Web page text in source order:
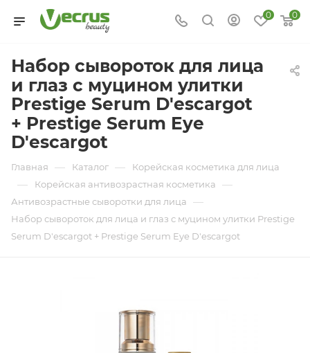
0 0
Набор сывороток для лица
и глаз с муцином улитки
Prestige Serum D'escargot
+ Prestige Serum Eye
D'escargot
Главная — Каталог — Корейская косметика для лица
— Корейская антивозрастная косметика —
Антивозрастные сыворотки для лица —
Набор сывороток для лица и глаз с муцином улитки Prestige
Serum D'escargot + Prestige Serum Eye D'escargot